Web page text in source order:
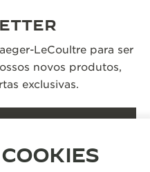
LeCoultre para ser
novos produtos,
exclusivas.